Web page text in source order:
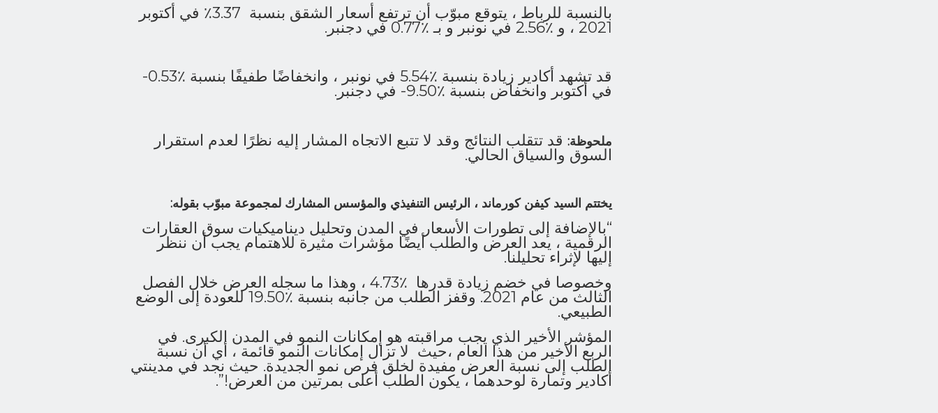
بالنسبة للرباط ، يتوقع مبوّب أن ترتفع أسعار الشقق بنسبة 3.37٪ في أكتوبر
2021 ، و ٪2.56 في نونبر و بـ ٪0.77 في دجنبر.
قد تشهد أكادير زيادة بنسبة ٪5.54 في نونبر ، وانخفاضًا طفيفًا بنسبة ٪0.53-
في أكتوبر وانخفاض بنسبة ٪9.50- في دجنبر.
ملحوظة: قد تتقلب النتائج وقد لا تتبع الاتجاه المشار إليه نظرًا لعدم استقرار
السوق والسياق الحالي.
يختتم السيد كيفن كورماند ، الرئيس التنفيذي والمؤسس المشارك لمجموعة مبوّب بقوله:
“بالإضافة إلى تطورات الأسعار في المدن وتحليل ديناميكيات سوق العقارات
الرقمية ، يعد العرض والطلب أيضًا مؤشرات مثيرة للاهتمام يجب أن ننظر
إليها لإثراء تحليلنا.
وخصوصا في خضم زيادة قدرها ٪4.73 ، وهذا ما سجله العرض خلال الفصل
الثالث من عام 2021. وقفز الطلب من جانبه بنسبة ٪19.50 للعودة إلى الوضع
الطبيعي.
المؤشر الأخير الذي يجب مراقبته هو إمكانات النمو في المدن الكبرى. في
الربع الأخير من هذا العام ،حيث لا تزال إمكانات النمو قائمة ، أي أن نسبة
الطلب إلى نسبة العرض مفيدة لخلق فرص نمو الجديدة. حيث نجد في مدينتي
أكادير وتمارة لوحدهما ، يكون الطلب أعلى بمرتين من العرض!”.